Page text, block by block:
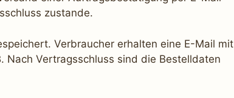
zustande.
Verbraucher erhalten eine E-Mail mit
Nach Vertragsschluss sind die Bestelldaten